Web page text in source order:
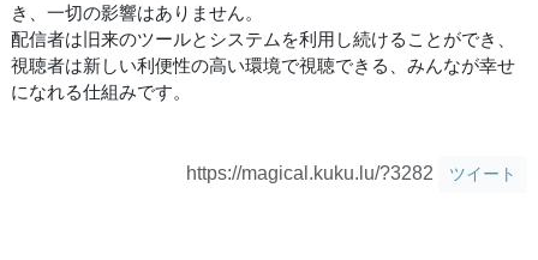
き、一切の影響はありません。
配信者は旧来のツールとシステムを利用し続けることができ、
視聴者は新しい利便性の高い環境で視聴できる、みんなが幸せ
になれる仕組みです。
https://magical.kuku.lu/?3282 ツイート